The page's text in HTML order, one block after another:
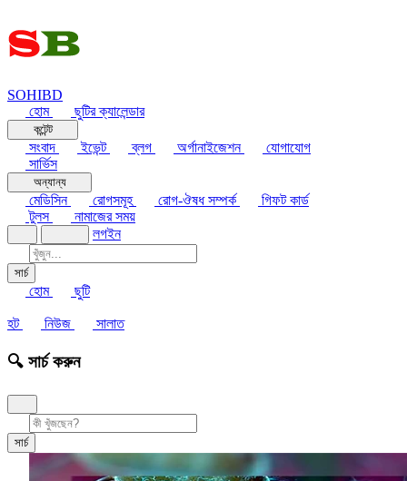
SOHIBD
হোম
ছুটির ক্যালেন্ডার
কন্টেন্ট
সংবাদ ইভেন্ট ব্লগ অর্গানাইজেশন
যোগাযোগ
সার্ভিস
অন্যান্য
মেডিসিন রোগসমূহ রোগ-ঔষধ সম্পর্ক
গিফট কার্ড
টুলস
নামাজের সময়
লগইন
সার্চ
হোম ছুটি
হট নিউজ সালাত
🔍 সার্চ করুন
সার্চ